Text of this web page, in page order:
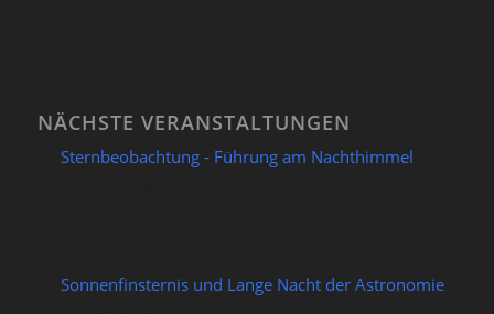
NÄCHSTE VERANSTALTUNGEN
Sternbeobachtung - Führung am Nachthimmel
Sonnenfinsternis und Lange Nacht der Astronomie